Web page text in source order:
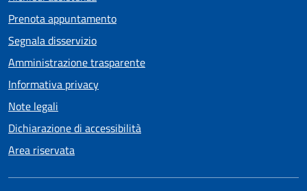
Prenota appuntamento
Segnala disservizio
Amministrazione trasparente
Informativa privacy
Note legali
Dichiarazione di accessibilità
Area riservata